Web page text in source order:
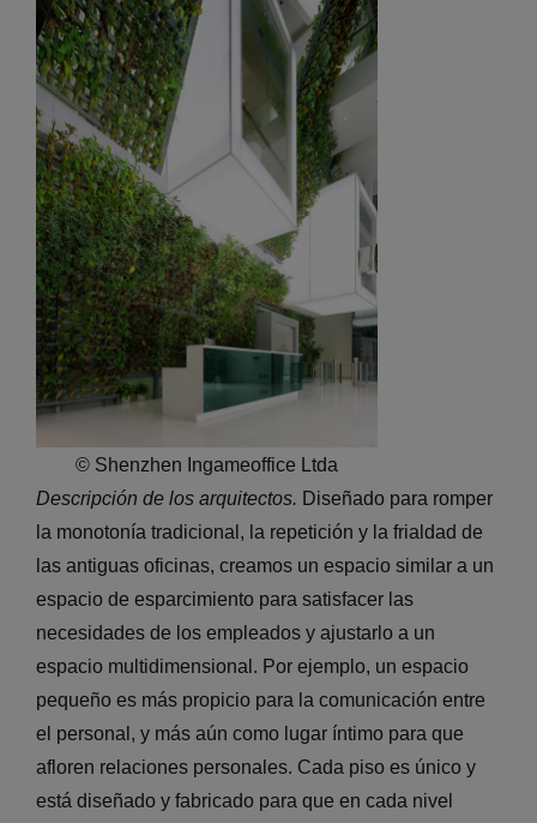
© Shenzhen Ingameoffice Ltda
Descripción de los arquitectos. Diseñado para romper
la monotonía tradicional, la repetición y la frialdad de
las antiguas oficinas, creamos un espacio similar a un
espacio de esparcimiento para satisfacer las
necesidades de los empleados y ajustarlo a un
espacio multidimensional. Por ejemplo, un espacio
pequeño es más propicio para la comunicación entre
el personal, y más aún como lugar íntimo para que
afloren relaciones personales. Cada piso es único y
está diseñado y fabricado para que en cada nivel